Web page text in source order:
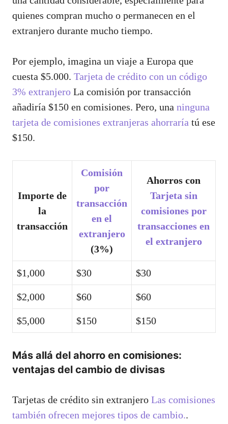
quienes compran mucho o permanecen en el
extranjero durante mucho tiempo.
Por ejemplo, imagina un viaje a Europa que
cuesta $5.000. Tarjeta de crédito con un código
3% extranjero La comisión por transacción
añadiría $150 en comisiones. Pero, una ninguna
tarjeta de comisiones extranjeras ahorraría tú ese
$150.
Importe de
la
transacción
Comisión
por
transacción
en el
extranjero
(3%)
Ahorros con
Tarjeta sin
comisiones por
transacciones en
el extranjero
$1,000 $30 $30
$2,000 $60 $60
$5,000 $150 $150
Más allá del ahorro en comisiones:
ventajas del cambio de divisas
Tarjetas de crédito sin extranjero Las comisiones
también ofrecen mejores tipos de cambio..